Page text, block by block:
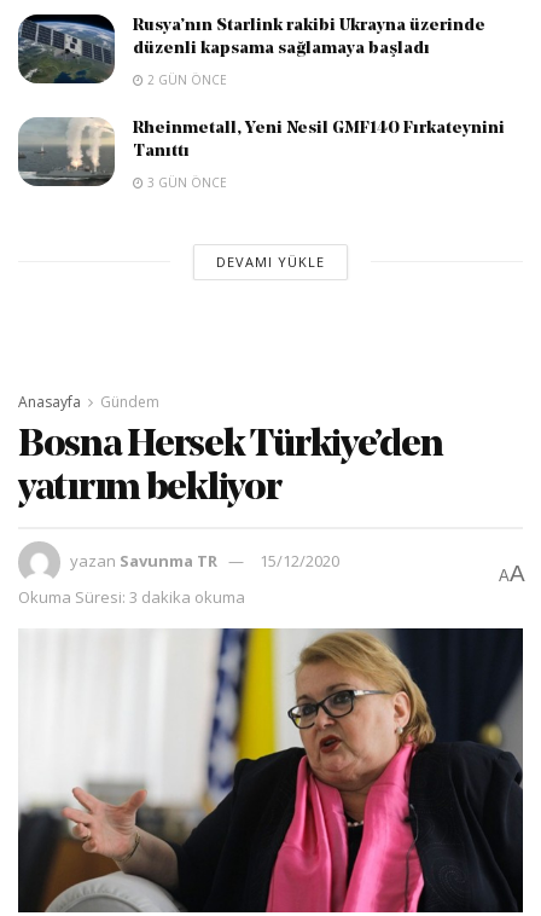
Rusya’nın Starlink rakibi Ukrayna üzerinde
düzenli kapsama sağlamaya başladı
2 GÜN ÖNCE
Rheinmetall, Yeni Nesil GMF140 Fırkateynini
Tanıttı
3 GÜN ÖNCE
DEVAMI YÜKLE
Anasayfa Gündem
Bosna Hersek Türkiye’den
yatırım bekliyor
yazan Savunma TR
15/12/2020
Okuma Süresi: 3 dakika okuma
AA